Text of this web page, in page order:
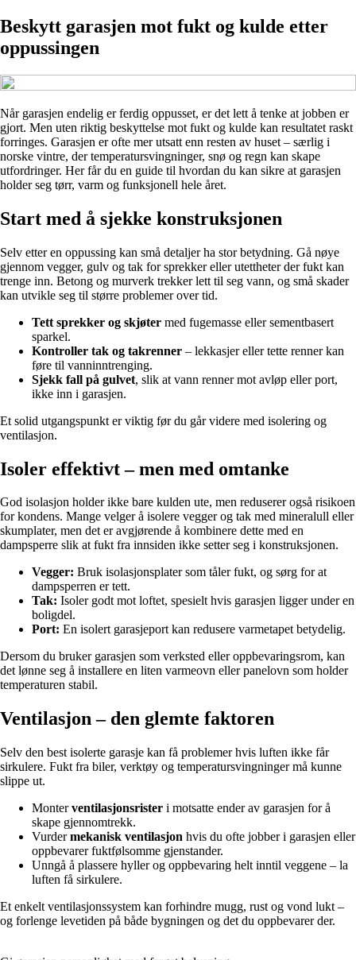
Beskytt garasjen mot fukt og kulde etter
oppussingen
Når garasjen endelig er ferdig oppusset, er det lett å tenke at jobben er
gjort. Men uten riktig beskyttelse mot fukt og kulde kan resultatet raskt
forringes. Garasjen er ofte mer utsatt enn resten av huset – særlig i
norske vintre, der temperatursvingninger, snø og regn kan skape
utfordringer. Her får du en guide til hvordan du kan sikre at garasjen
holder seg tørr, varm og funksjonell hele året.
Start med å sjekke konstruksjonen
Selv etter en oppussing kan små detaljer ha stor betydning. Gå nøye
gjennom vegger, gulv og tak for sprekker eller utettheter der fukt kan
trenge inn. Betong og murverk trekker lett til seg vann, og små skader
kan utvikle seg til større problemer over tid.
Tett sprekker og skjøter med fugemasse eller sementbasert
sparkel.
Kontroller tak og takrenner – lekkasjer eller tette renner kan
føre til vanninntrenging.
Sjekk fall på gulvet, slik at vann renner mot avløp eller port,
ikke inn i garasjen.
Et solid utgangspunkt er viktig før du går videre med isolering og
ventilasjon.
Isoler effektivt – men med omtanke
God isolasjon holder ikke bare kulden ute, men reduserer også risikoen
for kondens. Mange velger å isolere vegger og tak med mineralull eller
skumplater, men det er avgjørende å kombinere dette med en
dampsperre slik at fukt fra innsiden ikke setter seg i konstruksjonen.
Vegger: Bruk isolasjonsplater som tåler fukt, og sørg for at
dampsperren er tett.
Tak: Isoler godt mot loftet, spesielt hvis garasjen ligger under en
boligdel.
Port: En isolert garasjeport kan redusere varmetapet betydelig.
Dersom du bruker garasjen som verksted eller oppbevaringsrom, kan
det lønne seg å installere en liten varmeovn eller panelovn som holder
temperaturen stabil.
Ventilasjon – den glemte faktoren
Selv den best isolerte garasje kan få problemer hvis luften ikke får
sirkulere. Fukt fra biler, verktøy og temperatursvingninger må kunne
slippe ut.
Monterventilasjonsrister i motsatte ender av garasjen for å
skape gjennomtrekk.
Vurdermekanisk ventilasjon hvis du ofte jobber i garasjen eller
oppbevarer fuktfølsomme gjenstander.
Unngå å plassere hyller og oppbevaring helt inntil veggene – la
luften få sirkulere.
Et enkelt ventilasjonssystem kan forhindre mugg, rust og vond lukt –
og forlenge levetiden på både bygningen og det du oppbevarer der.